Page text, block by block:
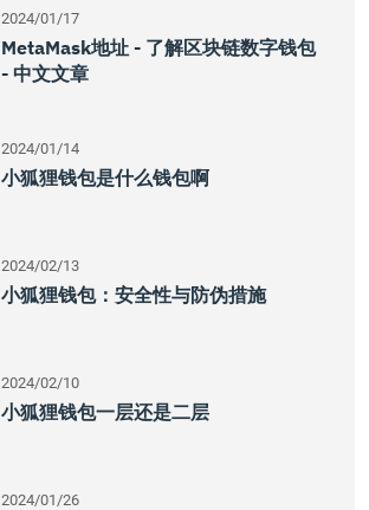
2024/01/17
MetaMask地址 - 了解区块链数字钱包
- 中文文章
2024/01/14
小狐狸钱包是什么钱包啊
2024/02/13
小狐狸钱包：安全性与防伪措施
2024/02/10
小狐狸钱包一层还是二层
2024/01/26